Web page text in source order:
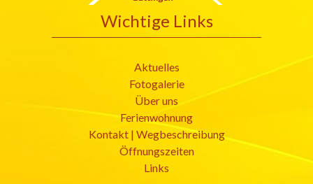
Wichtige Links
Aktuelles
Fotogalerie
Über uns
Ferienwohnung
Kontakt | Wegbeschreibung
Öffnungszeiten
Links